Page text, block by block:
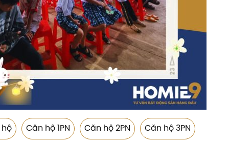
hộ Căn hộ 1PN Căn hộ 2PN Căn hộ 3PN